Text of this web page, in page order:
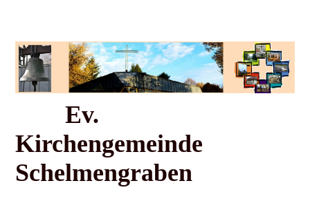
Ev.
Kirchengemeinde
Schelmengraben